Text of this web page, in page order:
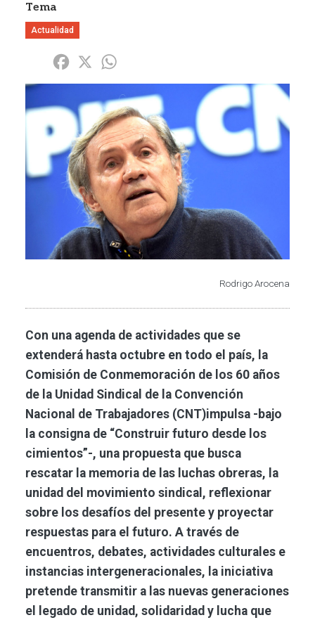
Tema
Actualidad
Share Facebook
X
Imagen
Rodrigo Arocena
Con una agenda de actividades que se
extenderá hasta octubre en todo el país, la
Comisión de Conmemoración de los 60 años
de la Unidad Sindical de la Convención
Nacional de Trabajadores (CNT)impulsa -bajo
la consigna de “Construir futuro desde los
cimientos”-, una propuesta que busca
rescatar la memoria de las luchas obreras, la
unidad del movimiento sindical, reflexionar
sobre los desafíos del presente y proyectar
respuestas para el futuro. A través de
encuentros, debates, actividades culturales e
instancias intergeneracionales, la iniciativa
pretende transmitir a las nuevas generaciones
el legado de unidad, solidaridad y lucha que